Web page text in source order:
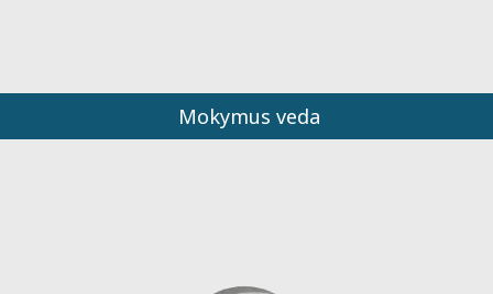
Mokymus veda